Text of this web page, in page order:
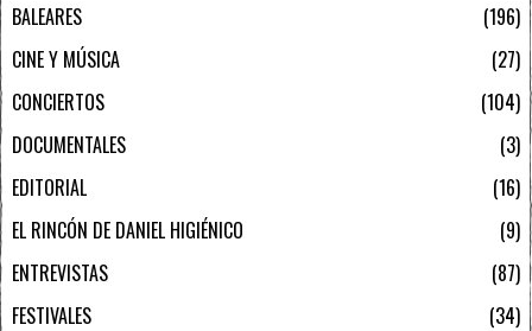
BALEARES
196
CINE Y MÚSICA
27
CONCIERTOS
104
DOCUMENTALES
3
EDITORIAL
16
EL RINCÓN DE DANIEL HIGIÉNICO
9
ENTREVISTAS
87
FESTIVALES
34